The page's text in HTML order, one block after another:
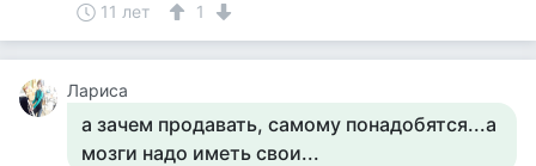
11 лет 1
Лариса
а зачем продавать, самому понадобятся...а
мозги надо иметь свои...